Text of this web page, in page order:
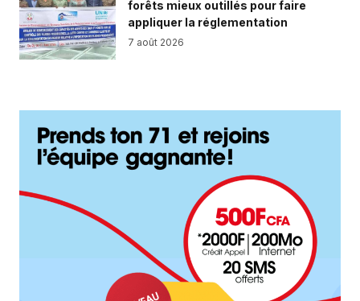
forêts mieux outillés pour faire
appliquer la réglementation
7 août 2026